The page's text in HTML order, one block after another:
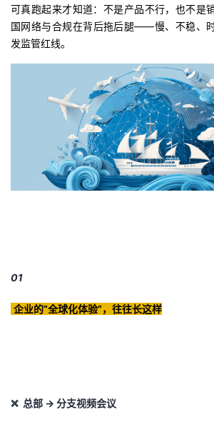
者
我
动
关
我
的
者
我
支
可真跑起来才知道：不是产品不行，也不是
国网络与合规在背后拖后腿——慢、不稳、
发监管红线。
01
企业的“全球化体验”，往往长这样
❌ 总部 → 分支视频会议